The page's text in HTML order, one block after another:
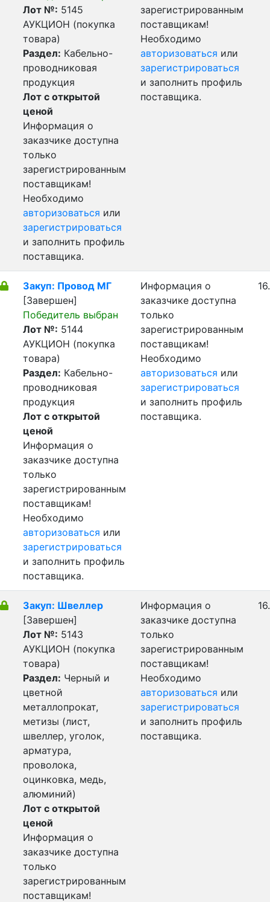
Лот №: 5145
АУКЦИОН (покупка
товара)
Раздел: Кабельно-
проводниковая
продукция
Лот с открытой
ценой
Информация о
заказчике доступна
только
зарегистрированным
поставщикам!
Необходимо
авторизоваться или
зарегистрироваться
и заполнить профиль
поставщика.
зарегистрированным
поставщикам!
Необходимо
авторизоваться или
зарегистрироваться
и заполнить профиль
поставщика.
Закуп: Провод МГ
[Завершен]
Победитель выбран
Лот №: 5144
АУКЦИОН (покупка
товара)
Раздел: Кабельно-
проводниковая
продукция
Лот с открытой
ценой
Информация о
заказчике доступна
только
зарегистрированным
поставщикам!
Необходимо
авторизоваться или
зарегистрироваться
и заполнить профиль
поставщика.
Информация о
заказчике доступна
только
зарегистрированным
поставщикам!
Необходимо
авторизоваться или
зарегистрироваться
и заполнить профиль
поставщика.
Закуп: Швеллер
[Завершен]
Лот №: 5143
АУКЦИОН (покупка
товара)
Раздел: Черный и
цветной
металлопрокат,
метизы (лист,
швеллер, уголок,
арматура,
проволока,
оцинковка, медь,
алюминий)
Лот с открытой
ценой
Информация о
заказчике доступна
только
зарегистрированным
поставщикам!
Информация о
заказчике доступна
только
зарегистрированным
поставщикам!
Необходимо
авторизоваться или
зарегистрироваться
и заполнить профиль
поставщика.